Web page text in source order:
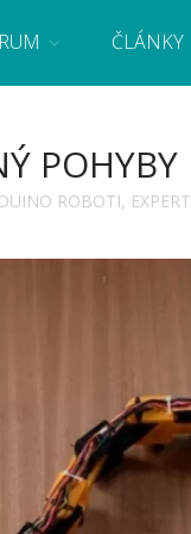
se základy programování
ČLÁNKY
ROBOTI, EXPERT